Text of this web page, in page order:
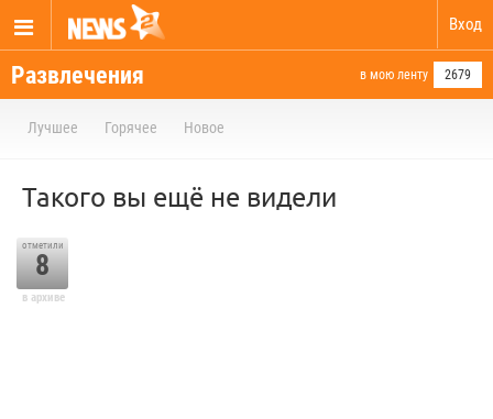
Вход
Развлечения в мою ленту 2679
Лучшее Горячее Новое
Такого вы ещё не видели
отметили
8
в архиве